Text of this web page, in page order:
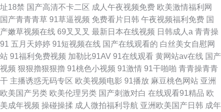
址18禁 国产高清不卡二区 成人午夜视频免费 欧美激情福利网
国产青青青草 91草逼视频 免费看片日韩 午夜视频福利免费 国
产嫩草视频在线 69叉叉叉 最新日本在线视频 日韩成人a 青青操
91 五月天婷婷 91短视频在线 国产在线观看的 白丝美女自慰网
站 91福利免费视频 加勒比91AV 91在线观看 黄网站av在线 国产
视频 狠狠擼狠狠擼 91桃色小视频 91激情 91干啪啪 青青操青青
干 主播诱惑无码专区 欧美视频电影 91播放 麻豆桃色网站 亚洲
欧美国产另类 欧美伦理另类 国产刺激对白 在线观看91精品 欧
美成年视频 操碰操揉 成人微拍福利导航 亚洲欧美国产日韩 成年